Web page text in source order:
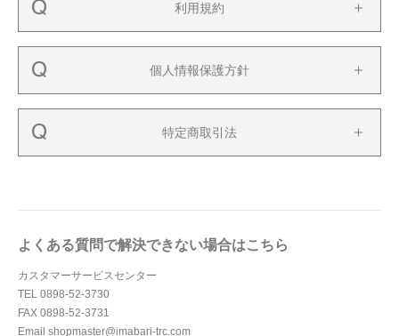
利用規約
個人情報保護方針
特定商取引法
よくある質問で解決できない場合はこちら
カスタマーサービスセンター
TEL 0898-52-3730
FAX 0898-52-3731
Email shopmaster@imabari-trc.com